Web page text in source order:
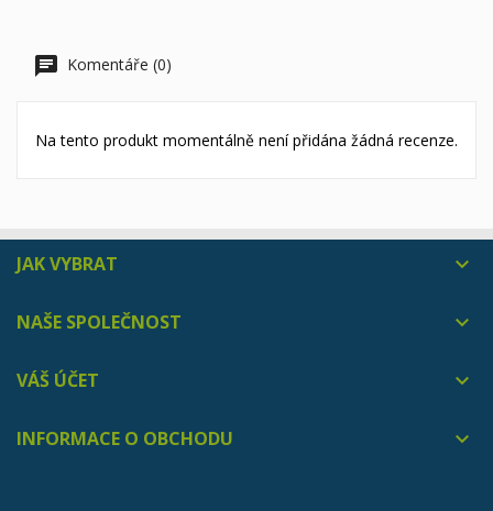
Komentáře (0)
Na tento produkt momentálně není přidána žádná recenze.
JAK VYBRAT 
NAŠE SPOLEČNOST 
VÁŠ ÚČET 
INFORMACE O OBCHODU 